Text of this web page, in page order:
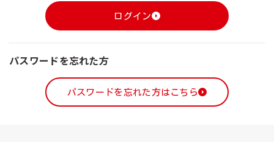
ログイン
パスワードを忘れた方
パスワードを忘れた方はこちら